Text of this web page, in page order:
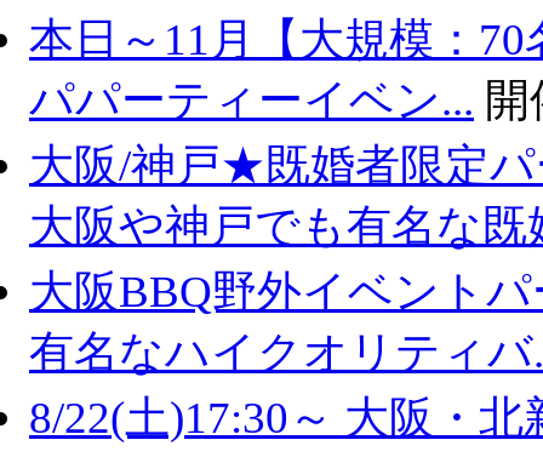
本日～11月【大規模：
パパーティーイベン...
大阪/神戸★既婚者限定
大阪や神戸でも有名な既
大阪BBQ野外イベント
有名なハイクオリティバ
8/22(土)17:30～ 大阪・